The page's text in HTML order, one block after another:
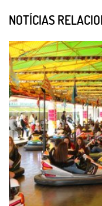
NOTÍCIAS